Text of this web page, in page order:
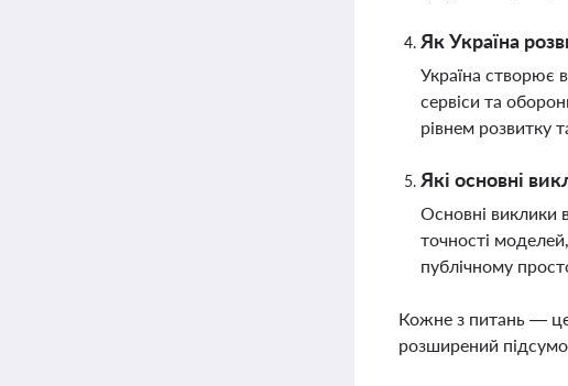
Як Україна
Україна створює
сервіси та
рівнем розвитку
Які основні
Основні виклики
точності
публічному
Кожне з питань — це
розширений